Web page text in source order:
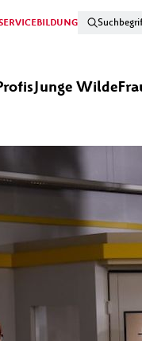
BILDUNG
Junge Wilde